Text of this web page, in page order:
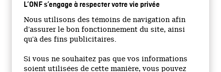
L’ONF s’engage à respecter votre vie privée
Nous utilisons des témoins de navigation afin
d’assurer le bon fonctionnement du site, ainsi
qu’à des fins publicitaires.
Si vous ne souhaitez pas que vos informations
soient utilisées de cette manière, vous pouvez
Site institutionnel